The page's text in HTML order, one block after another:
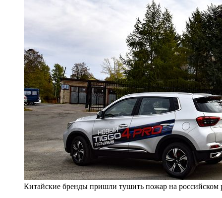
Китайские бренды пришли тушить пожар на российском